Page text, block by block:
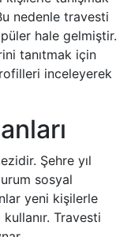
nedenle travesti
hale gelmiştir.
tanıtmak için
inceleyerek
Şehre yıl
sosyal
yeni kişilerle
Travesti